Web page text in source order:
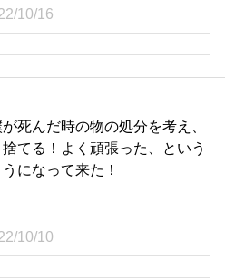
10/16
死んだ時の物の処分を考え、
てる！よく頑張った、という
になって来た！
10/10